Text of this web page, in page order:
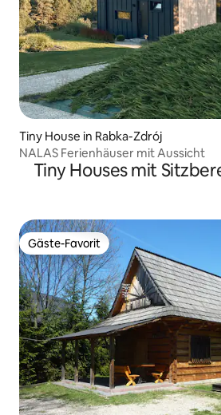
Tiny House in Rabka-Zdrój
NALAS Ferienhäuser mit Aussicht
Tiny Houses mit
Gäste-Favorit
Gäste-Favorit